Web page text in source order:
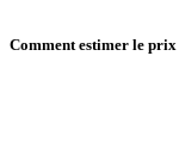
Comment estimer le